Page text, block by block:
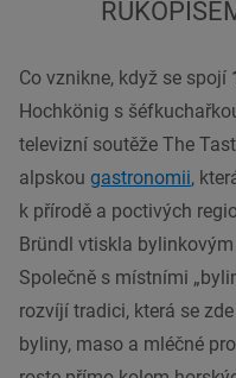
Co vznikne, když se spojí
Hochkönig s
televizní soutěže The
alpskou gastronomii,
k přírodě a poctivých
Bründl vtiskla
Společně s místními
rozvíjí tradici, která se
byliny, maso a mléčné